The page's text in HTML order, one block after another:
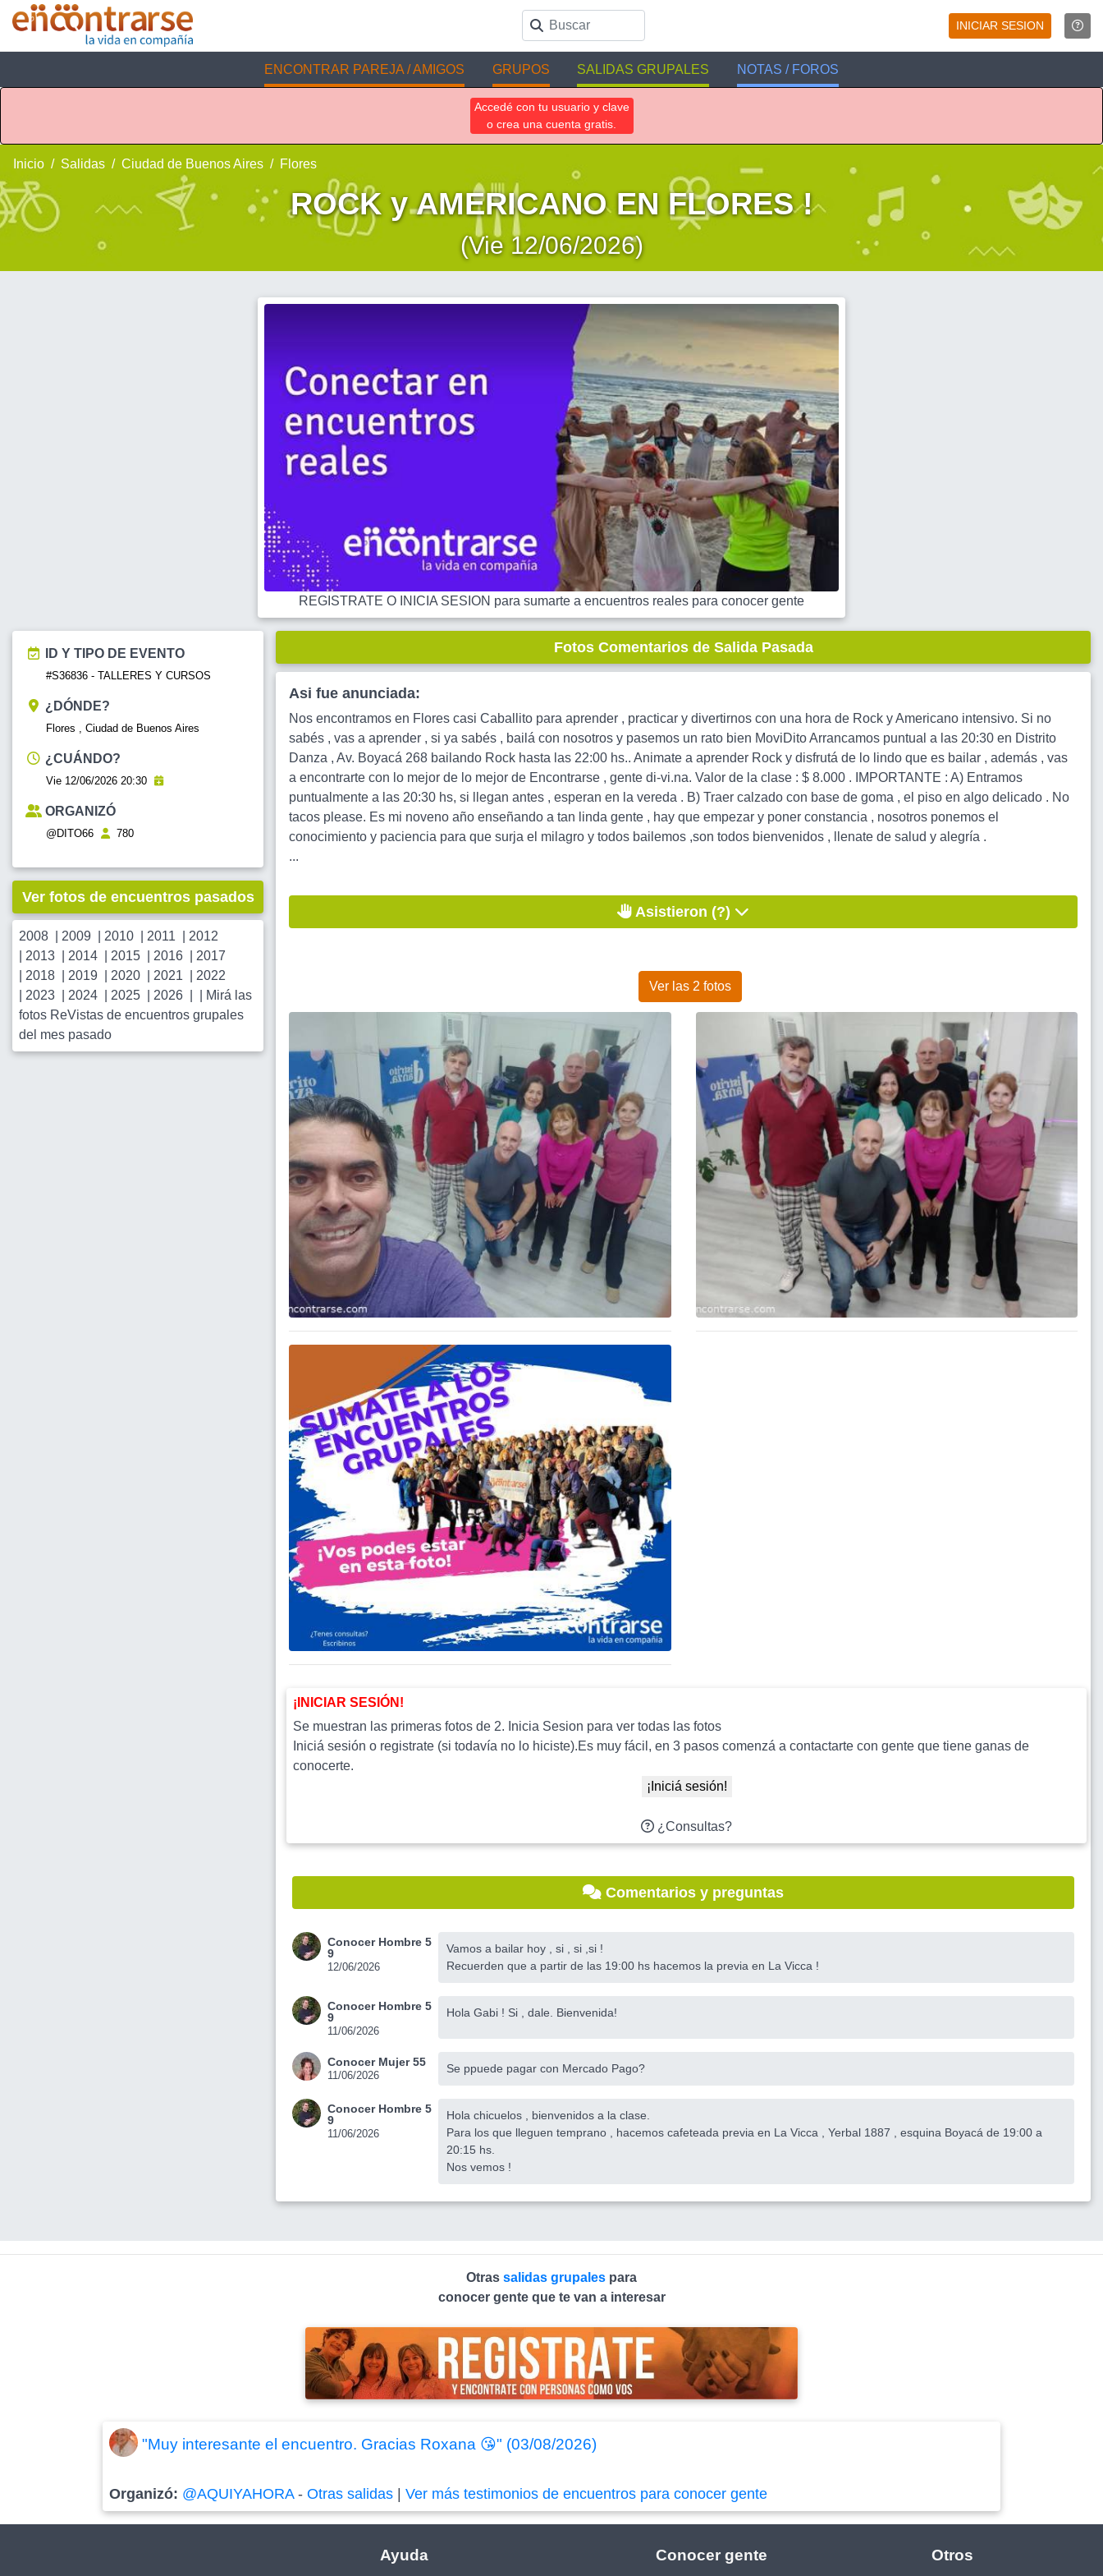
INICIAR SESION
ENCONTRAR PAREJA / AMIGOS GRUPOS SALIDAS GRUPALES NOTAS / FOROS
Accedé con tu usuario y clave
o crea una cuenta gratis.
Inicio Salidas Ciudad de Buenos Aires Flores
ROCK y AMERICANO EN FLORES !
(Vie 12/06/2026)
REGISTRATE O INICIA SESION para sumarte a encuentros reales para conocer gente
ID Y TIPO DE EVENTO
#S36836 - TALLERES Y CURSOS
¿DÓNDE?
Flores , Ciudad de Buenos Aires
¿CUÁNDO?
Vie 12/06/2026 20:30
ORGANIZÓ
@DITO66 780
Ver fotos de encuentros pasados
2008 2009 2010 2011
2012
2013 2014 2015 2016
2017
2018 2019 2020 2021
2022
2023 2024 2025 2026
Mirá las
fotos ReVistas de encuentros grupales
del mes pasado
Fotos Comentarios de Salida Pasada
Asi fue anunciada:
Nos encontramos en Flores casi Caballito para aprender , practicar y divertirnos con una hora de Rock y Americano intensivo. Si no
sabés , vas a aprender , si ya sabés , bailá con nosotros y pasemos un rato bien MoviDito Arrancamos puntual a las 20:30 en Distrito
Danza , Av. Boyacá 268 bailando Rock hasta las 22:00 hs.. Animate a aprender Rock y disfrutá de lo lindo que es bailar , además , vas
a encontrarte con lo mejor de lo mejor de Encontrarse , gente di-vi.na. Valor de la clase : $ 8.000 . IMPORTANTE : A) Entramos
puntualmente a las 20:30 hs, si llegan antes , esperan en la vereda . B) Traer calzado con base de goma , el piso en algo delicado . No
tacos please. Es mi noveno año enseñando a tan linda gente , hay que empezar y poner constancia , nosotros ponemos el
conocimiento y paciencia para que surja el milagro y todos bailemos ,son todos bienvenidos , llenate de salud y alegría .
...
Asistieron (?)
Ver las 2 fotos
¡INICIAR SESIÓN!
Se muestran las primeras fotos de 2. Inicia Sesion para ver todas las fotos
Iniciá sesión o registrate (si todavía no lo hiciste).Es muy fácil, en 3 pasos comenzá a contactarte con gente que tiene ganas de
conocerte.
¡Iniciá sesión!
¿Consultas?
Comentarios y preguntas
Conocer Hombre 5
9
12/06/2026
Vamos a bailar hoy , si , si ,si !
Recuerden que a partir de las 19:00 hs hacemos la previa en La Vicca !
Conocer Hombre 5
9
11/06/2026
Hola Gabi ! Si , dale. Bienvenida!
Conocer Mujer 55
11/06/2026
Se ppuede pagar con Mercado Pago?
Conocer Hombre 5
9
11/06/2026
Hola chicuelos , bienvenidos a la clase.
Para los que lleguen temprano , hacemos cafeteada previa en La Vicca , Yerbal 1887 , esquina Boyacá de 19:00 a
20:15 hs.
Nos vemos !
Otras salidas grupales para
conocer gente que te van a interesar
"Muy interesante el encuentro. Gracias Roxana 😘" (03/08/2026)
Organizó: @AQUIYAHORA-Otras salidas |Ver más testimonios de encuentros para conocer gente
Ayuda Conocer gente Otros